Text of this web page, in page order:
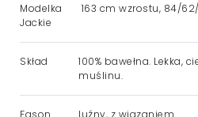
Modelka
Jackie
163 cm wzrostu, 84/
Skład
100% bawełna. Lekka,
muślinu.
Fason luźny, z wiązaniem.